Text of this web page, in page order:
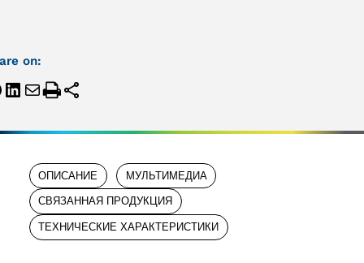
on:
ОПИСАНИЕ МУЛЬТИМЕДИА
СВЯЗАННАЯ ПРОДУКЦИЯ
ТЕХНИЧЕСКИЕ ХАРАКТЕРИСТИКИ